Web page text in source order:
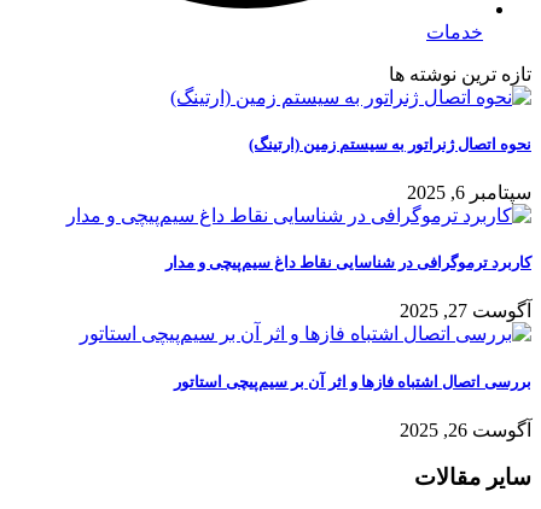
خدمات
تازه ترین نوشته ها
نحوه اتصال ژنراتور به سیستم زمین (ارتینگ)
سپتامبر 6, 2025
کاربرد ترموگرافی در شناسایی نقاط داغ سیم‌پیچی و مدار
آگوست 27, 2025
بررسی اتصال اشتباه فازها و اثر آن بر سیم‌پیچی استاتور
آگوست 26, 2025
سایر مقالات